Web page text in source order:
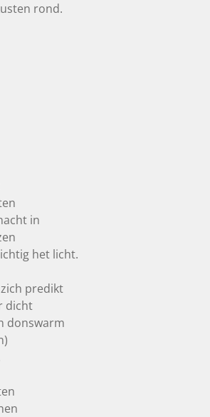
rond.
in
het licht.
predikt
dicht
donswarm